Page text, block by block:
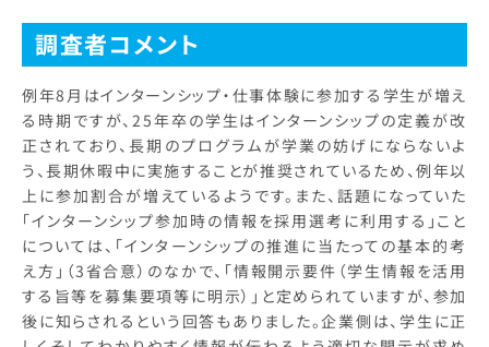
調査者コメント
例年8月はインターンシップ・仕事体験に参加する学生が増え
る時期ですが、25年卒の学生はインターンシップの定義が改
正されており、長期のプログラムが学業の妨げにならないよ
う、長期休暇中に実施することが推奨されているため、例年以
上に参加割合が増えているようです。また、話題になっていた
「インターンシップ参加時の情報を採用選考に利用する」こと
については、「インターンシップの推進に当たっての基本的考
え方」（3省合意）のなかで、「情報開示要件（学生情報を活用
する旨等を募集要項等に明示）」と定められていますが、参加
後に知らされるという回答もありました。企業側は、学生に正